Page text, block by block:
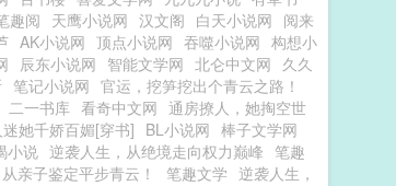
趣阅 天鹰小说网 汉文阁 白天小说网 阅来
AK小说网 顶点小说网 吞噬小说网 构想小
辰东小说网 智能文学网 北仑中文网 久久
笔记小说网 官运，挖笋挖出个青云之路！
二一书库 看奇中文网 通房撩人，她掏空世
她千娇百媚[穿书] BL小说网 棒子文学网
小说 逆袭人生，从绝境走向权力巅峰 笔趣
亲子鉴定平步青云！ 笔趣文学 逆袭人生，